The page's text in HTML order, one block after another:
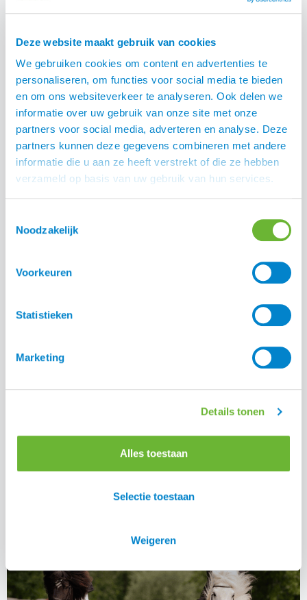
Deze website maakt gebruik van cookies
We gebruiken cookies om content en advertenties te
personaliseren, om functies voor social media te bieden
en om ons websiteverkeer te analyseren. Ook delen we
informatie over uw gebruik van onze site met onze
partners voor social media, adverteren en analyse. Deze
partners kunnen deze gegevens combineren met andere
informatie die u aan ze heeft verstrekt of die ze hebben
verzameld op basis van uw gebruik van hun services.
Noodzakelijk
Voorkeuren
Statistieken
Marketing
Details tonen
Alles toestaan
Selectie toestaan
Weigeren
Even voorstellen... Nike
Deel:
Waarom een slowfeeder voor je paard